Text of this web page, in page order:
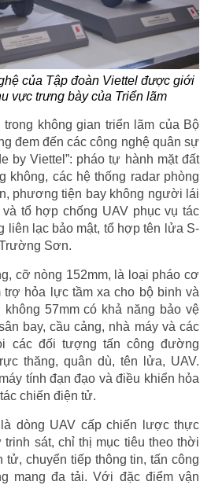
của Tập đoàn Viettel được giới
vực trưng bày của Triển lãm
không gian triển lãm của Bộ
đem đến các công nghệ quân sự
by Viettel”: pháo tự hành mặt đất
không, các hệ thống radar phòng
phương tiện bay không người lái
tổ hợp chống UAV phục vụ tác
liên lạc bảo mật, tổ hợp tên lửa S-
Sơn.
cỡ nòng 152mm, là loại pháo cơ
trợ hỏa lực tầm xa cho bộ binh và
57mm có khả năng bảo vệ
bay, cầu cảng, nhà máy và các
các đối tượng tấn công đường
thăng, quân dù, tên lửa, UAV.
tính đạn đạo và điều khiển hỏa
chiến điện tử.
dòng UAV cấp chiến lược thực
sát, chỉ thị mục tiêu theo thời
tử, chuyển tiếp thông tin, tấn công
mang đa tải. Với đặc điểm vận